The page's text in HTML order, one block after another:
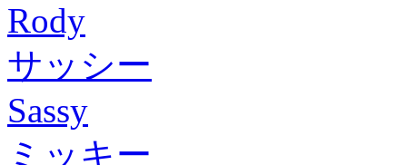
Rody
サッシー
Sassy
ミッキー